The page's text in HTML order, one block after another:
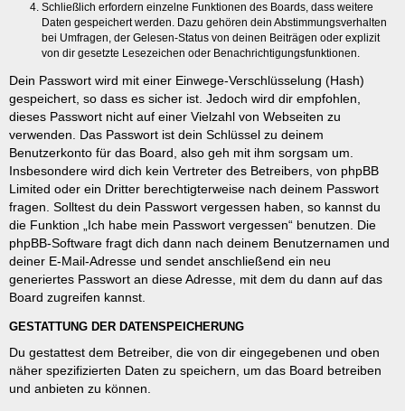
Schließlich erfordern einzelne Funktionen des Boards, dass weitere
Daten gespeichert werden. Dazu gehören dein Abstimmungsverhalten
bei Umfragen, der Gelesen-Status von deinen Beiträgen oder explizit
von dir gesetzte Lesezeichen oder Benachrichtigungsfunktionen.
Dein Passwort wird mit einer Einwege-Verschlüsselung (Hash)
gespeichert, so dass es sicher ist. Jedoch wird dir empfohlen,
dieses Passwort nicht auf einer Vielzahl von Webseiten zu
verwenden. Das Passwort ist dein Schlüssel zu deinem
Benutzerkonto für das Board, also geh mit ihm sorgsam um.
Insbesondere wird dich kein Vertreter des Betreibers, von phpBB
Limited oder ein Dritter berechtigterweise nach deinem Passwort
fragen. Solltest du dein Passwort vergessen haben, so kannst du
die Funktion „Ich habe mein Passwort vergessen“ benutzen. Die
phpBB-Software fragt dich dann nach deinem Benutzernamen und
deiner E-Mail-Adresse und sendet anschließend ein neu
generiertes Passwort an diese Adresse, mit dem du dann auf das
Board zugreifen kannst.
GESTATTUNG DER DATENSPEICHERUNG
Du gestattest dem Betreiber, die von dir eingegebenen und oben
näher spezifizierten Daten zu speichern, um das Board betreiben
und anbieten zu können.